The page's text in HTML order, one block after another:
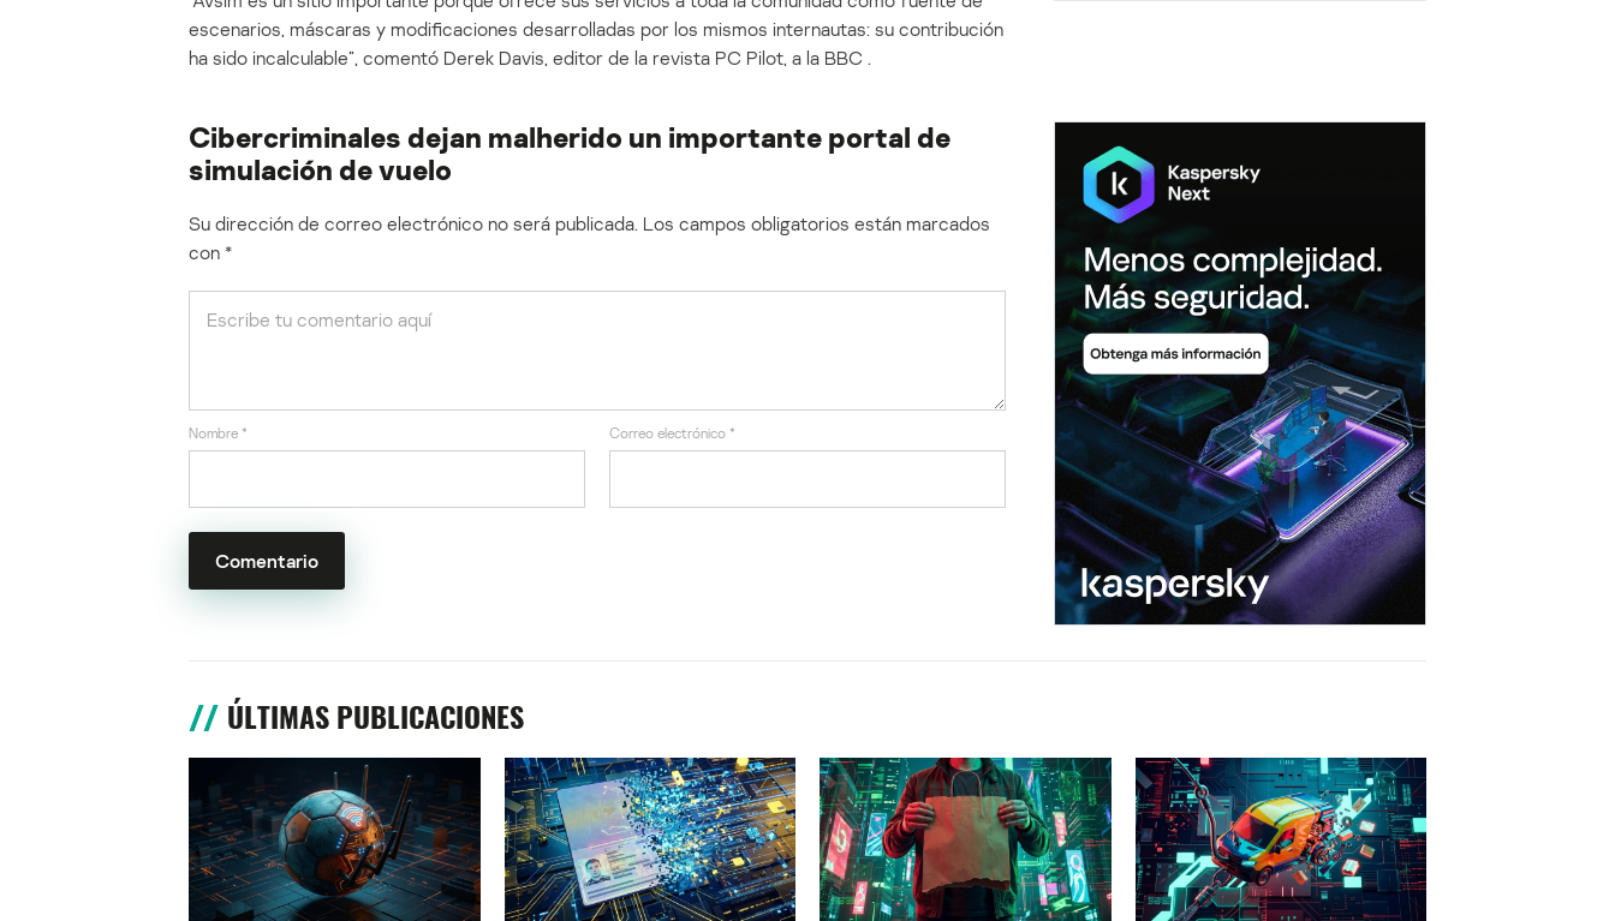
escenarios, máscaras y modificaciones desarrolladas por los mismos internautas: su contribución
ha sido incalculable”, comentó Derek Davis, editor de la revista PC Pilot, a la BBC .
Cibercriminales dejan malherido un importante portal de
simulación de vuelo
Su dirección de correo electrónico no será publicada. Los campos obligatorios están marcados
con *
Nombre * Correo electrónico *
ÚLTIMAS PUBLICACIONES